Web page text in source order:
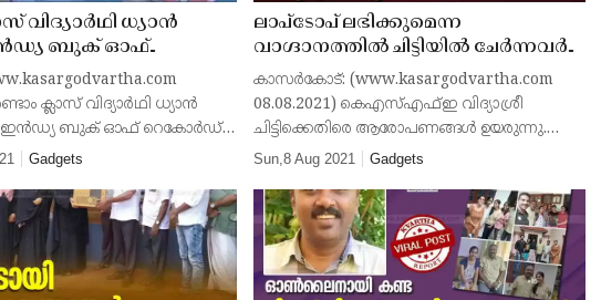
വിദ്യാര്‍ഥി ധ്യാന്‍
ഇന്‍ഡ്യ ബുക് ഓഫ്
തെളിയിച്ച
സെഞ്ച്വറി
അനുമോദനം
ക്ലാസ് വിദ്യാര്‍ഥി ധ്യാന്‍
ബുക് ഓഫ് റെകോര്‍ഡ്.
പി സ്‌കൂളില്‍ രണ്ടാം
Gadgets
ലാപ്ടോപ് ലഭിക്കുമെന്ന
വാഗ്ദാനത്തിൽ ചിട്ടിയിൽ ചേർന്നവർ
വെട്ടിലായി; കെഎസ്എഫ്ഇ വിദ്യാശ്രീ
ചിട്ടിക്കെതിരെ പരാതി
കാസർകോട്: (www.kasargodvartha.com
08.08.2021) കെഎസ്എഫ്ഇ വിദ്യാശ്രീ
ചിട്ടിക്കെതിരെ ആരോപണങ്ങൾ ഉയരുന്നു.
ലാപ്ടോപ് ലഭിക്കുമെന്ന വാഗ്ദാനത്തിൽ
ആക്ഷേപം. 20,000 രൂപ അടച്ചു
Sun,8 Aug 2021 Gadgets